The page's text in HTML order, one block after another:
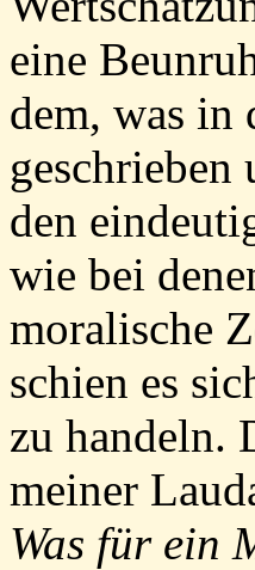
eine
dem, was in
geschrieben
den
wie bei
moralische
schien es
zu handeln.
meiner
Was für ein